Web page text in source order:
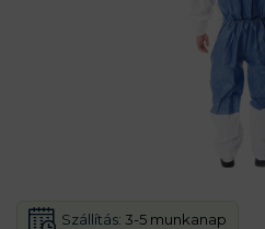
Szállítás: 3-5 munkanap